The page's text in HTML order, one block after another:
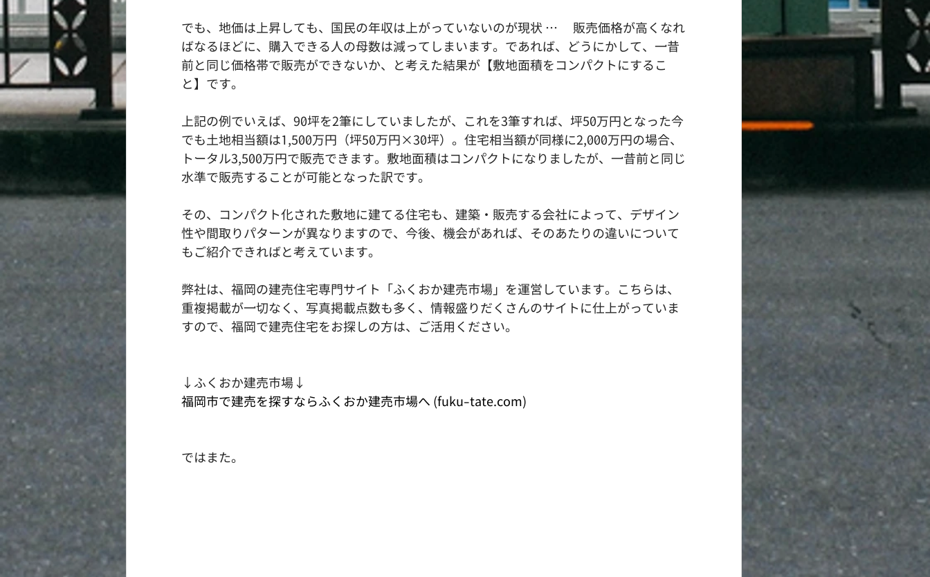
でも、地価は上昇しても、国民の年収は上がっていないのが現状 …　 販売価格が高くなれ
ばなるほどに、購入できる人の母数は減ってしまいます。であれば、どうにかして、一昔
前と同じ価格帯で販売ができないか、と考えた結果が【敷地面積をコンパクトにするこ
と】です。
上記の例でいえば、90坪を2筆にしていましたが、これを3筆すれば、坪50万円となった今
でも土地相当額は1,500万円（坪50万円×30坪）。住宅相当額が同様に2,000万円の場合、
トータル3,500万円で販売できます。敷地面積はコンパクトになりましたが、一昔前と同じ
水準で販売することが可能となった訳です。
その、コンパクト化された敷地に建てる住宅も、建築・販売する会社によって、デザイン
性や間取りパターンが異なりますので、今後、機会があれば、そのあたりの違いについて
もご紹介できればと考えています。
弊社は、福岡の建売住宅専門サイト「ふくおか建売市場」を運営しています。こちらは、
重複掲載が一切なく、写真掲載点数も多く、情報盛りだくさんのサイトに仕上がっていま
すので、福岡で建売住宅をお探しの方は、ご活用ください。
↓ふくおか建売市場↓
福岡市で建売を探すならふくおか建売市場へ (fuku-tate.com)
ではまた。